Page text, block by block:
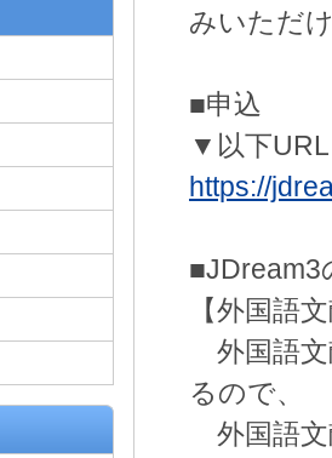
みいただ
■申込
▼以下
https://
■JDream3
【外国語
外国語文
るので、
外国語文